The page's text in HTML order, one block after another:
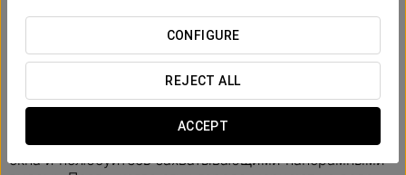
CONFIGURE
REJECT ALL
ACCEPT
Речная прогулка и ужин
Откройте для себя красоту Праги с другой стороны!
Насладитесь прекрасной прогулкой на лодке и
полюбуйтесь потрясающими видами на самые
знаковые памятники города с палубы. Насладитесь
изысканным ужином «шведский стол» за столиком у
окна и полюбуйтесь захватывающими панорамными